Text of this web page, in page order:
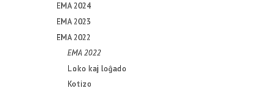
EMA 2024
EMA 2023
EMA 2022
EMA 2022
Loko kaj loĝado
Kotizo